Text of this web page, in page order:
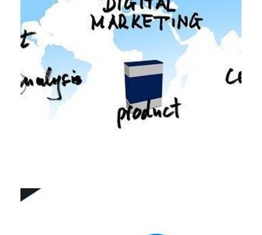
Avertissement concernant
l’utilisation de tout programme
Google